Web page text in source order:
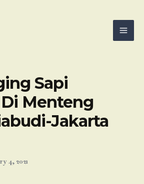
Sapi
Menteng
Jakarta
4, 2021